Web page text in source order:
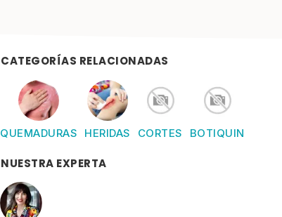
CATEGORÍAS RELACIONADAS
QUEMADURAS HERIDAS CORTES BOTIQUIN
NUESTRA EXPERTA